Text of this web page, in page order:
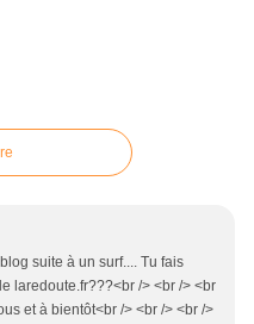
suite à un surf.... Tu fais
laredoute.fr???<br /> <br /> <br
et à bientôt<br /> <br /> <br />